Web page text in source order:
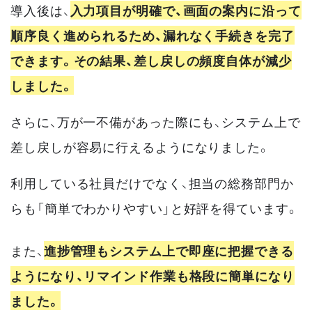
導入後は、 入力項目が明確で、画面の案内に沿って
順序良く進められるため、漏れなく手続きを完了
できます。その結果、差し戻しの頻度自体が減少
しました。
さらに、万が一不備があった際にも、システム上で
差し戻しが容易に行えるようになりました。
利用している社員だけでなく、担当の総務部門か
らも「簡単でわかりやすい」と好評を得ています。
また、進捗管理もシステム上で即座に把握できる
ようになり、リマインド作業も格段に簡単になり
ました。